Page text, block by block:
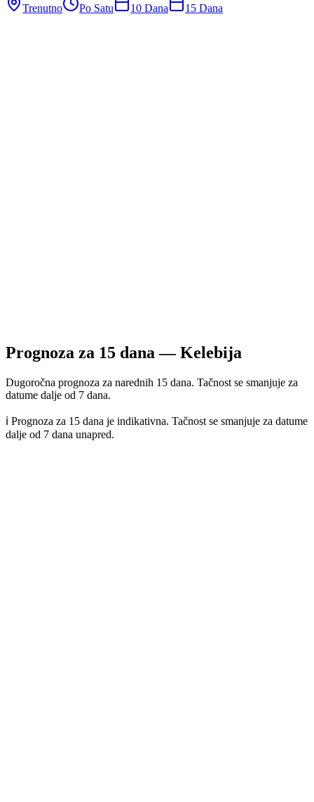
Trenutno
Po Satu 10 Dana 15 Dana
Prognoza za 15 dana —Kelebija
Dugoročna prognoza za narednih 15 dana. Tačnost se smanjuje za
datume dalje od 7 dana.
ℹ️ Prognoza za 15 dana je indikativna. Tačnost se smanjuje za datume
dalje od 7 dana unapred.